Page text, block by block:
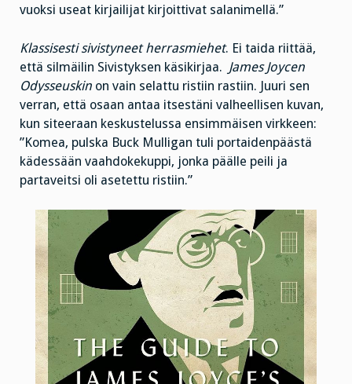
vuoksi useat kirjailijat kirjoittivat salanimellä.”
Klassisesti sivistyneet herrasmiehet. Ei taida riittää,
että silmäilin Sivistyksen käsikirjaa. James Joycen
Odysseuskin on vain selattu ristiin rastiin. Juuri sen
verran, että osaan antaa itsestäni valheellisen kuvan,
kun siteeraan keskustelussa ensimmäisen virkkeen:
”Komea, pulska Buck Mulligan tuli portaidenpäästä
kädessään vaahdokekuppi, jonka päälle peili ja
partaveitsi oli asetettu ristiin.”